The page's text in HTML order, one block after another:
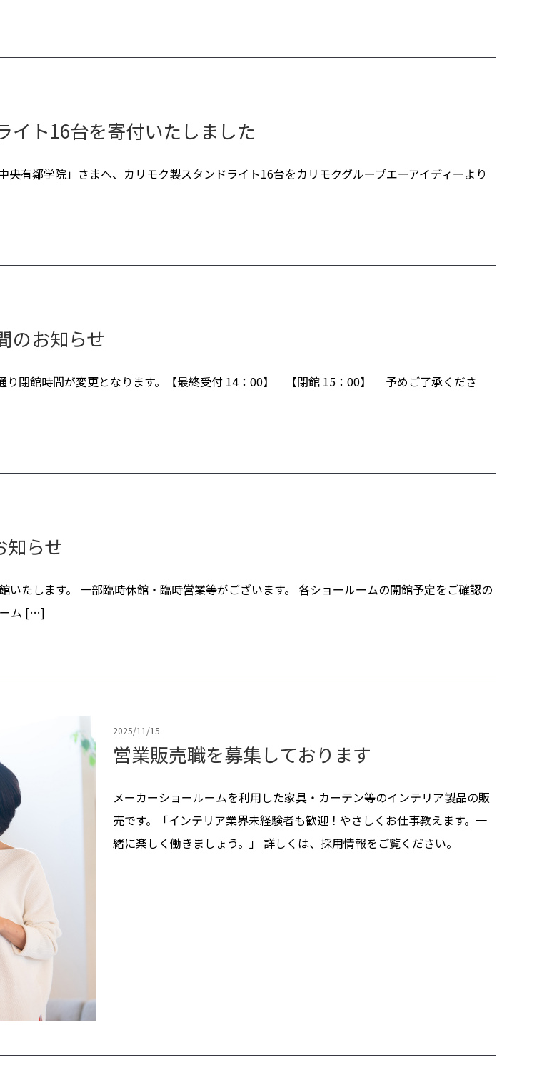
イト16台を寄付いたしました
有鄰学院」さまへ、カリモク製スタンドライト16台をカリモクグループエーアイディーより
のお知らせ
閉館時間が変更となります。【最終受付 14：00】 【閉館 15：00】 予めご了承くださ
知らせ
たします。 一部臨時休館・臨時営業等がございます。 各ショールームの開館予定をご確認の
ーム […]
2025/11/15
営業販売職を募集しております
メーカーショールームを利用した家具・カーテン等のインテリア製品の販
売です。「インテリア業界未経験者も歓迎！やさしくお仕事教えます。一
緒に楽しく働きましょう。」 詳しくは、採用情報をご覧ください。